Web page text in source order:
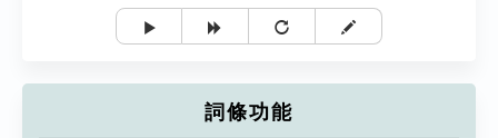
詞條功能